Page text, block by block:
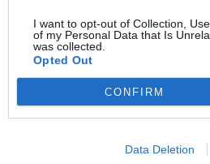
I want to opt-out of Collection,
of my Personal Data that Is
was collected.
Opted Out
CONFIRM
Data Deletion